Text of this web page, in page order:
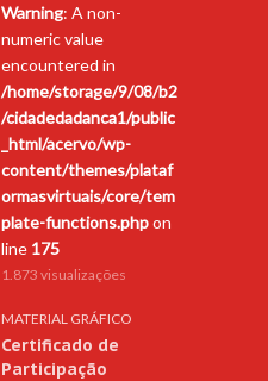
Warning: A non-
numeric value
encountered in
/home/storage/9/08/b2
/cidadedadanca1/public
_html/acervo/wp-
content/themes/plataf
ormasvirtuais/core/tem
plate-functions.phpon
line 175
1.873 visualizações
MATERIAL GRÁFICO
Certificado de
Participação